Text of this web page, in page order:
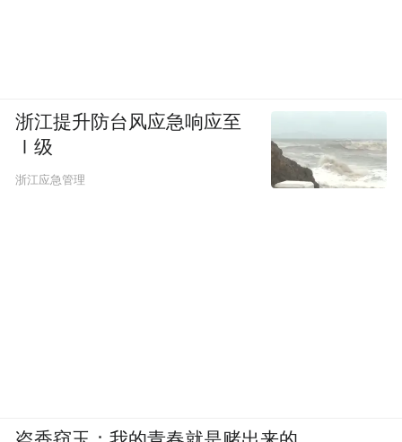
浙江提升防台风应急响应至
Ⅰ级
浙江应急管理